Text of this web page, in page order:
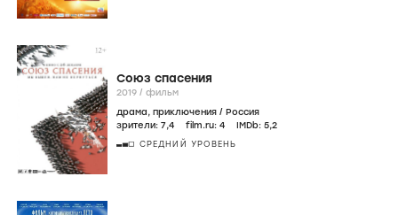
Союз спасения
2019 / фильм
драма, приключения / Россия
зрители: 7,4 film.ru: 4 IMDb: 5,2
СРЕДНИЙ УРОВЕНЬ